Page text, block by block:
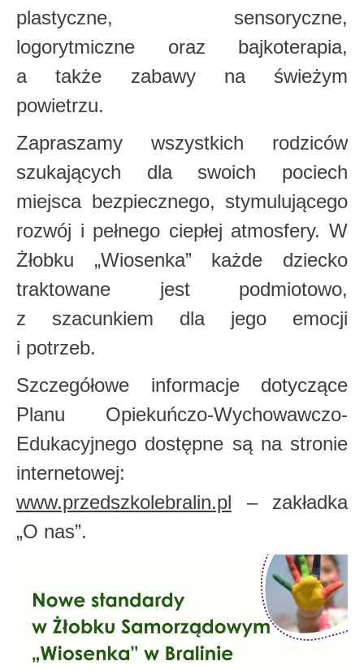
plastyczne, sensoryczne,
logorytmiczne oraz bajkoterapia,
a także zabawy na świeżym
powietrzu.
Zapraszamy wszystkich rodziców
szukających dla swoich pociech
miejsca bezpiecznego, stymulującego
rozwój i pełnego ciepłej atmosfery. W
Żłobku „Wiosenka” każde dziecko
traktowane jest podmiotowo,
z szacunkiem dla jego emocji
i potrzeb.
Szczegółowe informacje dotyczące
Planu Opiekuńczo-Wychowawczo-
Edukacyjnego dostępne są na stronie
internetowej:
www.przedszkolebralin.pl – zakładka
„O nas”.